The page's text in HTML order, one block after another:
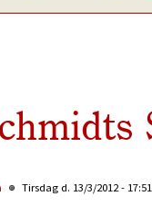
Tirsdag d. 13/3/2012 -